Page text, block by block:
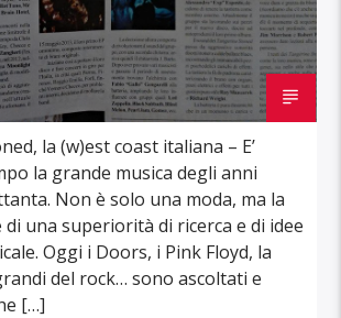
la (w)est coast italiana – E’
la grande musica degli anni
Non è solo una moda, ma la
di una superiorità di ricerca e di idee
Oggi i Doors, i Pink Floyd, la
del rock… sono ascoltati e
[…]